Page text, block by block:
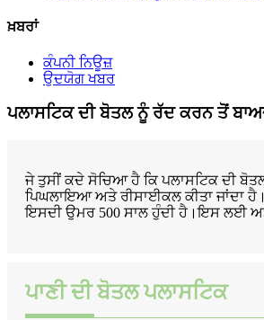
ਖ਼ਬਰਾਂ
ਕੰਪਨੀ ਨਿਊਜ਼
ਉਦਯੋਗ ਖਬਰ
ਪਲਾਸਟਿਕ ਦੀ ਬੋਤਲ ਨੂੰ ਰੱਦ ਕਰਨ ਤੋਂ
ਜੇ ਤੁਸੀਂ ਕਦੇ ਸੋਚਿਆ ਹੈ ਕਿ ਪਲਾਸਟਿਕ ਦੀ
ਪਿਘਲਾਇਆ ਅਤੇ ਰੀਸਾਈਕਲ ਕੀਤਾ ਜਾਂਦਾ
ਇਸਦੀ ਉਮਰ 500 ਸਾਲ ਹੁੰਦੀ ਹੈ।ਇਸ ਲਈ
ਪਾਣੀ ਦੀ ਬੋਤਲ ਪਲਾਸਟਿਕ